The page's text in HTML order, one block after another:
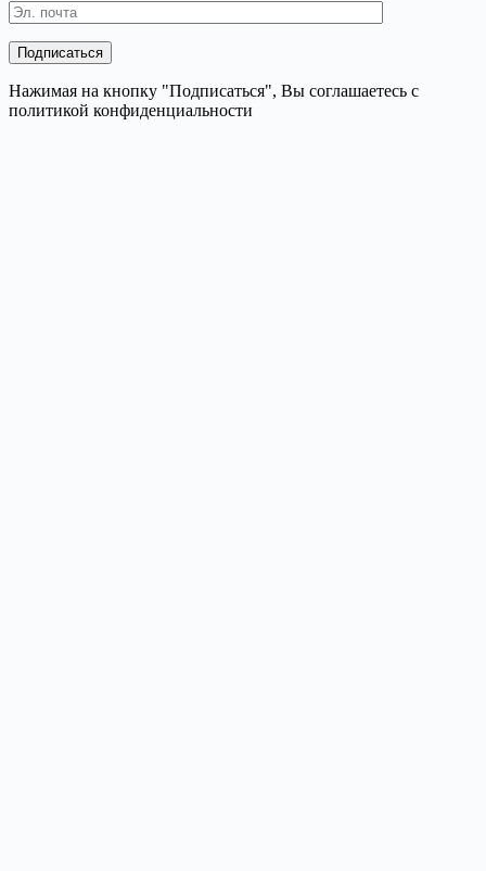
Нажимая на кнопку "Подписаться", Вы соглашаетесь с
политикой конфиденциальности